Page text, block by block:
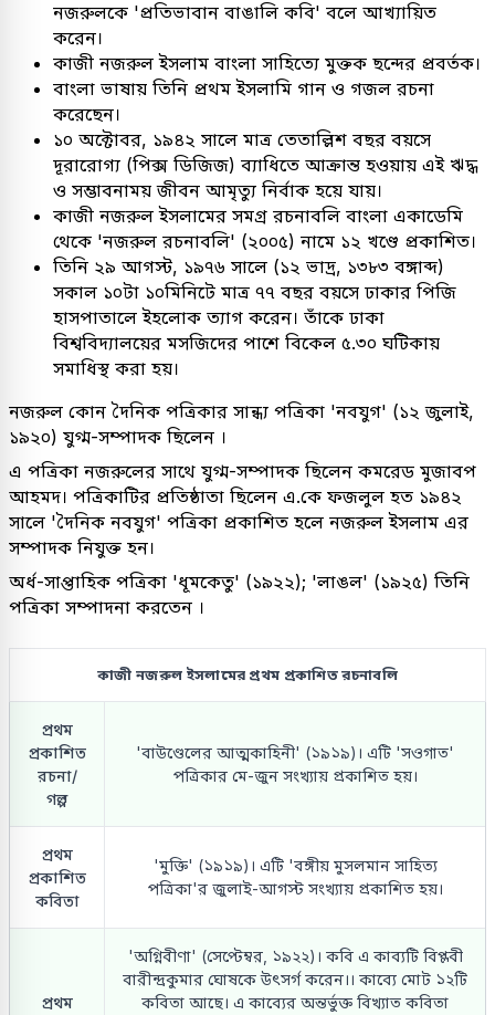
নজরুলকে 'প্রতিভাবান বাঙালি কবি' বলে আখ্যায়িত
করেন।
কাজী নজরুল ইসলাম বাংলা সাহিত্যে মুক্তক ছন্দের প্রবর্তক।
বাংলা ভাষায় তিনি প্রথম ইসলামি গান ও গজল রচনা
করেছেন।
১০ অক্টোবর, ১৯৪২ সালে মাত্র তেতাল্লিশ বছর বয়সে
দূরারোগ্য (পিক্স ডিজিজ) ব্যাধিতে আক্রান্ত হওয়ায় এই ঋদ্ধ
ও সম্ভাবনাময় জীবন আমৃত্যু নির্বাক হয়ে যায়।
কাজী নজরুল ইসলামের সমগ্র রচনাবলি বাংলা একাডেমি
থেকে 'নজরুল রচনাবলি' (২০০৫) নামে ১২ খণ্ডে প্রকাশিত।
তিনি ২৯ আগস্ট, ১৯৭৬ সালে (১২ ভাদ্র, ১৩৮৩ বঙ্গাব্দ)
সকাল ১০টা ১০মিনিটে মাত্র ৭৭ বছর বয়সে ঢাকার পিজি
হাসপাতালে ইহলোক ত্যাগ করেন। তাঁকে ঢাকা
বিশ্ববিদ্যালয়ের মসজিদের পাশে বিকেল ৫.৩০ ঘটিকায়
সমাধিস্থ করা হয়।
নজরুল কোন দৈনিক পত্রিকার সান্ধ্য পত্রিকা 'নবযুগ' (১২ জুলাই,
১৯২০) যুগ্ম-সম্পাদক ছিলেন ।
এ পত্রিকা নজরুলের সাথে যুগ্ম-সম্পাদক ছিলেন কমরেড মুজাবপ
আহমদ। পত্রিকাটির প্রতিষ্ঠাতা ছিলেন এ.কে ফজলুল হত ১৯৪২
সালে 'দৈনিক নবযুগ' পত্রিকা প্রকাশিত হলে নজরুল ইসলাম এর
সম্পাদক নিযুক্ত হন।
অর্ধ-সাপ্তাহিক পত্রিকা 'ধূমকেতু' (১৯২২); 'লাঙল' (১৯২৫) তিনি
পত্রিকা সম্পাদনা করতেন ।
কাজী নজরুল ইসলামের প্রথম প্রকাশিত রচনাবলি
প্রথম
প্রকাশিত
রচনা/
গল্প
'বাউণ্ডেলের আত্মকাহিনী' (১৯১৯)। এটি 'সওগাত'
পত্রিকার মে-জুন সংখ্যায় প্রকাশিত হয়।
প্রথম
প্রকাশিত
কবিতা
'মুক্তি' (১৯১৯)। এটি 'বঙ্গীয় মুসলমান সাহিত্য
পত্রিকা'র জুলাই-আগস্ট সংখ্যায় প্রকাশিত হয়।
প্রথম
'অগ্নিবীণা' (সেপ্টেম্বর, ১৯২২)। কবি এ কাব্যটি বিপ্লবী
বারীন্দ্রকুমার ঘোষকে উৎসর্গ করেন।। কাব্যে মোট ১২টি
কবিতা আছে। এ কাব্যের অন্তর্ভুক্ত বিখ্যাত কবিতা